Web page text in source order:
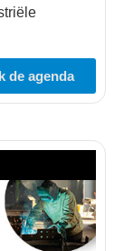
de agenda